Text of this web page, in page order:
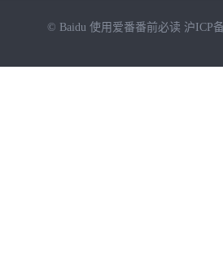
© Baidu 使用爱番番前必读 沪ICP